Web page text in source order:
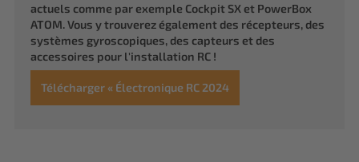
actuels comme par exemple Cockpit SX et PowerBox
ATOM. Vous y trouverez également des récepteurs, des
systèmes gyroscopiques, des capteurs et des
accessoires pour l'installation RC !
Télécharger « Électronique RC 2024